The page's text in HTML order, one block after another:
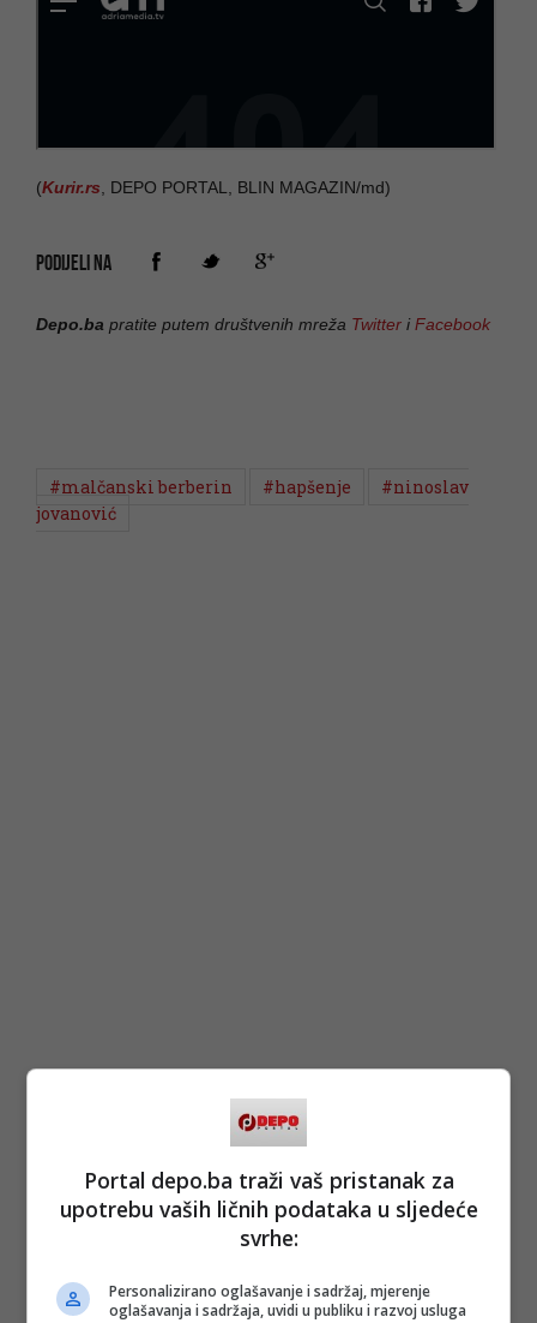
(Kurir.rs , DEPO PORTAL, BLIN MAGAZIN/md)
PODIJELI NA
Depo.ba pratite putem društvenih mreža Twitter iFacebook
#malčanski berberin #hapšenje
#ninoslav
jovanović
Portal depo.ba traži vaš pristanak za
upotrebu vaših ličnih podataka u sljedeće
svrhe:
Personalizirano oglašavanje i sadržaj, mjerenje
oglašavanja i sadržaja, uvidi u publiku i razvoj usluga